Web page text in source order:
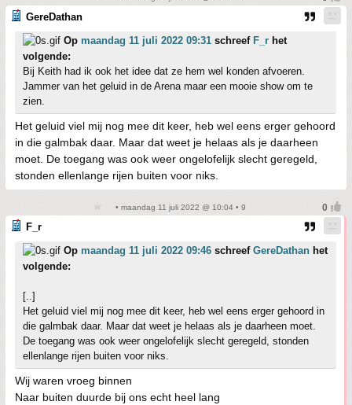
GereDathan
Op maandag 11 juli 2022 09:31 schreef F_r het
volgende:
Bij Keith had ik ook het idee dat ze hem wel konden afvoeren.
Jammer van het geluid in de Arena maar een mooie show om te
zien.
Het geluid viel mij nog mee dit keer, heb wel eens erger gehoord
in die galmbak daar. Maar dat weet je helaas als je daarheen
moet. De toegang was ook weer ongelofelijk slecht geregeld,
stonden ellenlange rijen buiten voor niks.
• maandag 11 juli 2022 @ 10:04 • 9
F_r
Op maandag 11 juli 2022 09:46 schreef GereDathan het
volgende:
[..]
Het geluid viel mij nog mee dit keer, heb wel eens erger gehoord in
die galmbak daar. Maar dat weet je helaas als je daarheen moet.
De toegang was ook weer ongelofelijk slecht geregeld, stonden
ellenlange rijen buiten voor niks.
Wij waren vroeg binnen
Naar buiten duurde bij ons echt heel lang